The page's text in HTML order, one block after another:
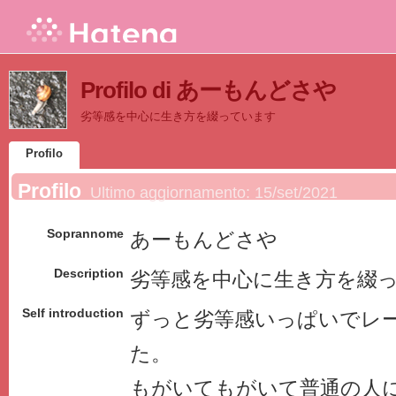
Profilo di あーもんどさや
劣等感を中心に生き方を綴っています
Profilo
Profilo Ultimo aggiornamento: 15/set/2021
Soprannome あーもんどさや
Description 劣等感を中心に生き方を綴
Self introduction ずっと劣等感いっぱいでレ
た。
もがいてもがいて普通の人